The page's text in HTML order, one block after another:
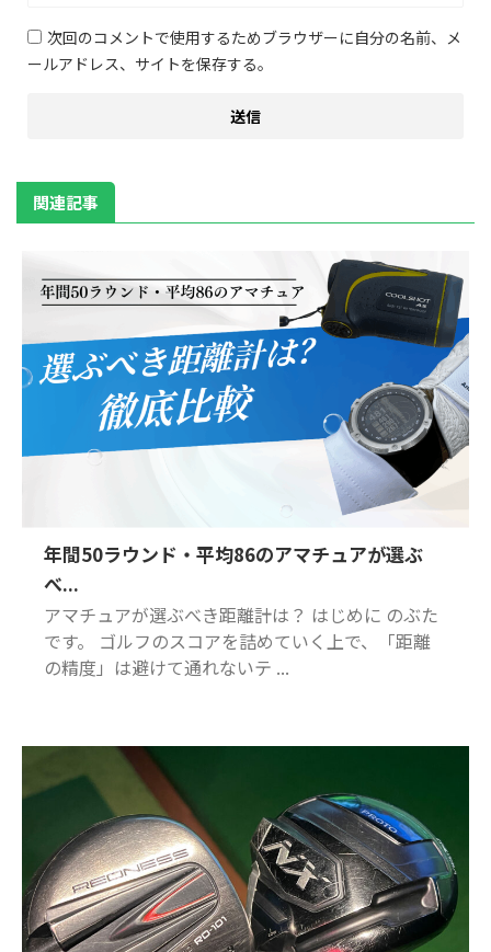
次回のコメントで使用するためブラウザーに自分の名前、メ
ールアドレス、サイトを保存する。
関連記事
年間50ラウンド・平均86のアマチュアが選ぶ
べ...
アマチュアが選ぶべき距離計は？ はじめに のぶた
です。 ゴルフのスコアを詰めていく上で、「距離
の精度」は避けて通れないテ ...